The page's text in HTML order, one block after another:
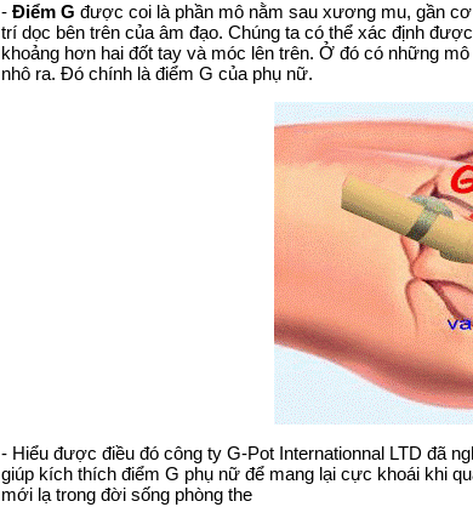
- Điểm G được coi là phần mô nằm sau xương mu, gần
trí dọc bên trên của âm đạo. Chúng ta có thể xác định
khoảng hơn hai đốt tay và móc lên trên. Ở đó có những
nhô ra. Đó chính là điểm G của phụ nữ.
- Hiểu được điều đó công ty G-Pot Internationnal LTD đã
giúp kích thích điểm G phụ nữ để mang lại cực khoái khi
mới lạ trong đời sống phòng the